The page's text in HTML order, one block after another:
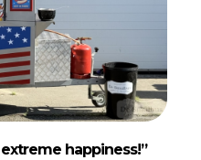
happiness!”